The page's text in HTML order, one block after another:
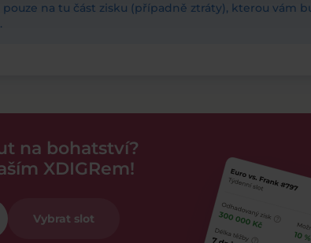
pouze na tu část zisku (případně ztráty), kterou vám
na bohatství?
XDIGRem!
Vybrat slot